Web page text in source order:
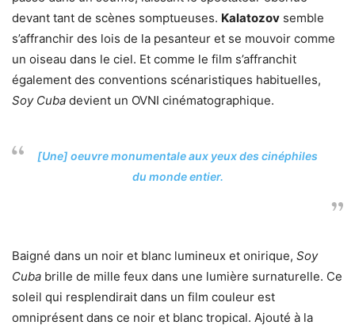
devant tant de scènes somptueuses. Kalatozov semble
s’affranchir des lois de la pesanteur et se mouvoir comme
un oiseau dans le ciel. Et comme le film s’affranchit
également des conventions scénaristiques habituelles,
Soy Cuba devient un OVNI cinématographique.
[Une] oeuvre monumentale aux yeux des cinéphiles
du monde entier.
Baigné dans un noir et blanc lumineux et onirique, Soy
Cuba brille de mille feux dans une lumière surnaturelle. Ce
soleil qui resplendirait dans un film couleur est
omniprésent dans ce noir et blanc tropical. Ajouté à la